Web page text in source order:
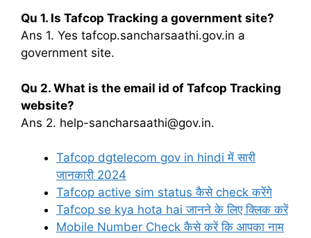
Qu 1. Is Tafcop Tracking a government site?
Ans 1. Yes tafcop.sancharsaathi.gov.in a
government site.
Qu 2. What is the email id of Tafcop Tracking
website?
Ans 2. help-sancharsaathi@gov.in.
Tafcop dgtelecom gov in hindi में सारी
जानकारी 2024
Tafcop active sim status कैसे check करेंगे
Tafcop se kya hota hai जानने के लिए क्लिक करें
Mobile Number Check कैसे करें कि आपका नाम